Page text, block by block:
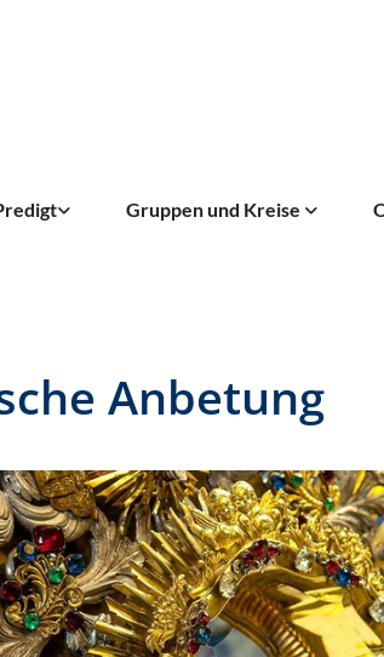
Gruppen und Kreise
Anbetung